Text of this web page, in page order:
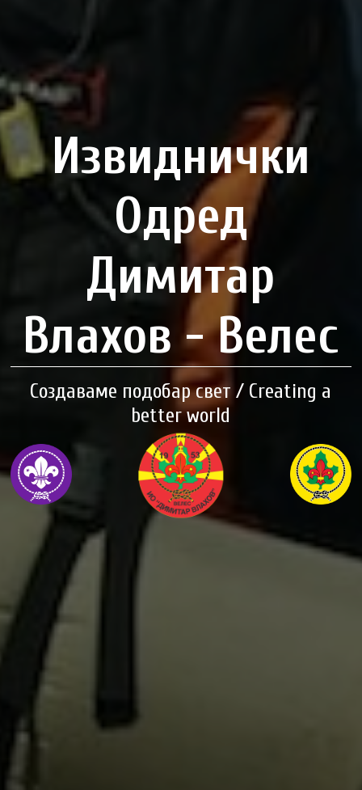
Извиднички
Одред
Димитар
Влахов - Велес
Создаваме подобар свет / Creating a
better world